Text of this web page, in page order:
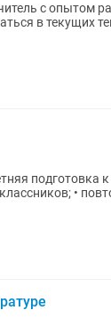
подготовка к
•